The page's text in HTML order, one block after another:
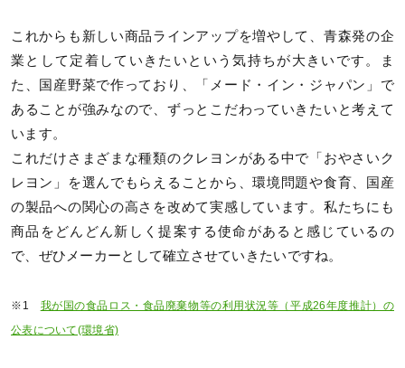
これからも新しい商品ラインアップを増やして、青森発の企
業として定着していきたいという気持ちが大きいです。ま
た、国産野菜で作っており、「メード・イン・ジャパン」で
あることが強みなので、ずっとこだわっていきたいと考えて
います。
これだけさまざまな種類のクレヨンがある中で「おやさいク
レヨン」を選んでもらえることから、環境問題や食育、国産
の製品への関心の高さを改めて実感しています。私たちにも
商品をどんどん新しく提案する使命があると感じているの
で、ぜひメーカーとして確立させていきたいですね。
※1 我が国の食品ロス・食品廃棄物等の利用状況等（平成26年度推計）の
公表について(環境省)